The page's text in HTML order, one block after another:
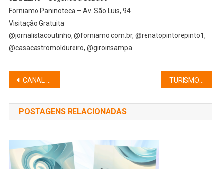
Forniamo Paninoteca – Av. São Luis, 94
Visitação Gratuita
@jornalistacoutinho, @forniamo.com.br, @renatopintorepinto1,
@casacastromoldureiro, @giroinsampa
Navegação
de
Post
CANAL DO LEÃO LOBO TRAZ SABORES DA AMAZÔNIA E A ALMA DO CENTRO SP EM 01/10 TURISMO E CULTURA: QUANDO A ARTE TRANSFORMA O CENTRO SP
POSTAGENS RELACIONADAS